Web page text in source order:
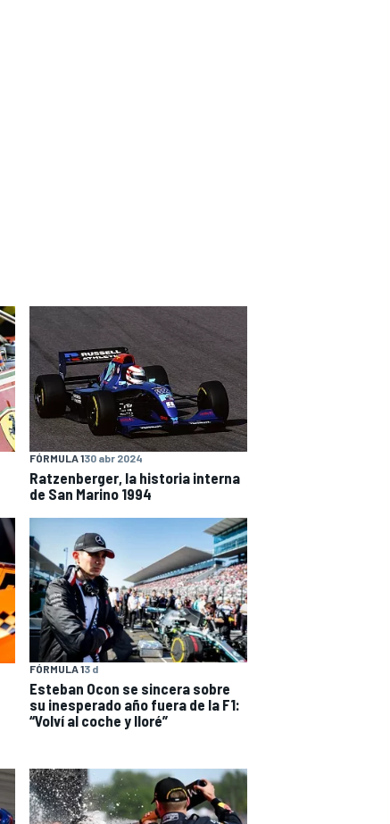
FÓRMULA 130 abr 2024
Ratzenberger, la historia interna
de San Marino 1994
FÓRMULA 13 d
Esteban Ocon se sincera sobre
su inesperado año fuera de la F1:
“Volví al coche y lloré”